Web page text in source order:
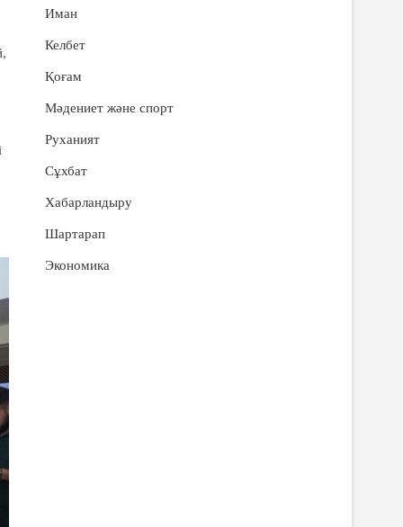
Иман
Келбет
Қоғам
Мәдениет және спорт
Руханият
Сұхбат
Хабарландыру
Шартарап
Экономика